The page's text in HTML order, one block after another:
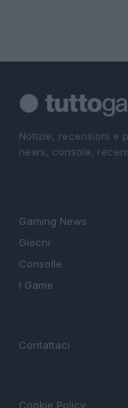
Notizie, recensioni e
news, console,
Gaming News
Giochi
Consolle
I Game
Contattaci
Cookie Policy